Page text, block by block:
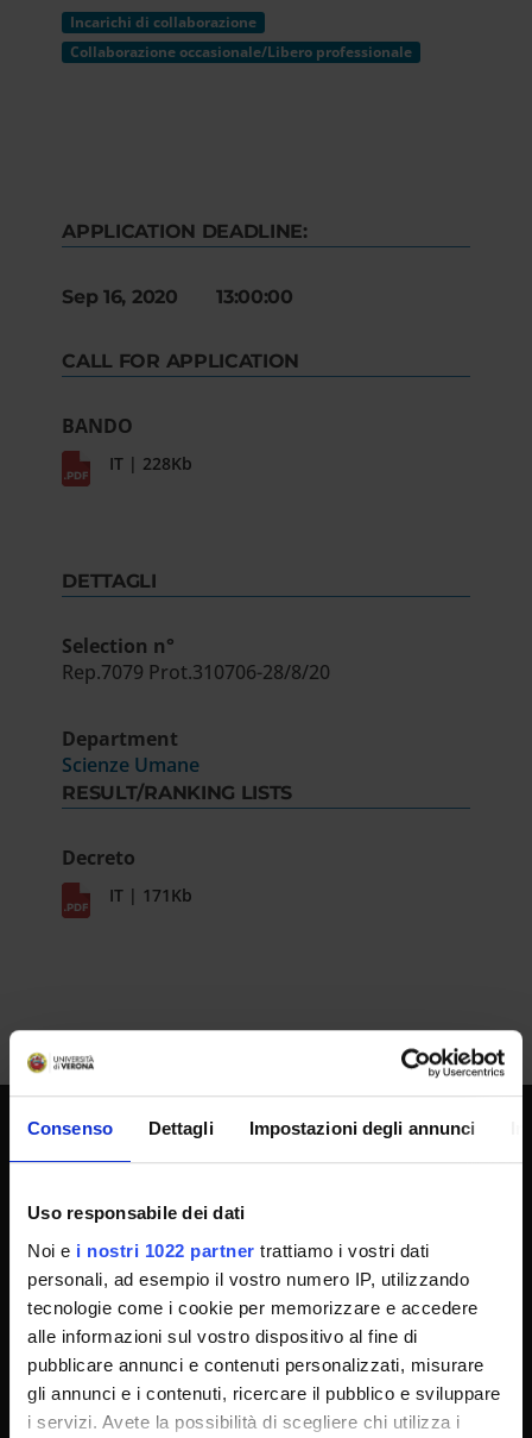
Consenso Dettagli Impostazioni degli annunci
Uso responsabile dei dati
Noi e i nostri 1022 partner trattiamo i vostri dati
personali, ad esempio il vostro numero IP, utilizzando
tecnologie come i cookie per memorizzare e accedere
alle informazioni sul vostro dispositivo al fine di
pubblicare annunci e contenuti personalizzati, misurare
gli annunci e i contenuti, ricercare il pubblico e sviluppare
i servizi. Avete la possibilità di scegliere chi utilizza i
Incarichi di collaborazione
Collaborazione occasionale/Libero professionale
APPLICATION DEADLINE:
Sep 16, 2020 13:00:00
CALL FOR APPLICATION
BANDO
IT | 228Kb
DETTAGLI
Selection n°
Rep.7079 Prot.310706-28/8/20
Department
Scienze Umane
RESULT/RANKING LISTS
Decreto
IT | 171Kb
UNIVERSITY SERVICES
Transparency
Official University Register
Job vacancies
Procurement
Notifications